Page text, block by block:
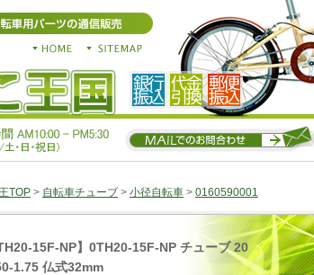
TOP > 自転車チューブ > 小径自転車 > 0160590001
15F-NP】0TH20-15F-NP チューブ 20
1.75 仏式32mm